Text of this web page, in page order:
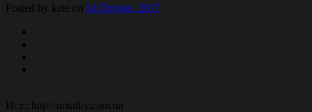
Posted by kate on 14 Грудня, 2017
Ист.: http://notatky.com.ua